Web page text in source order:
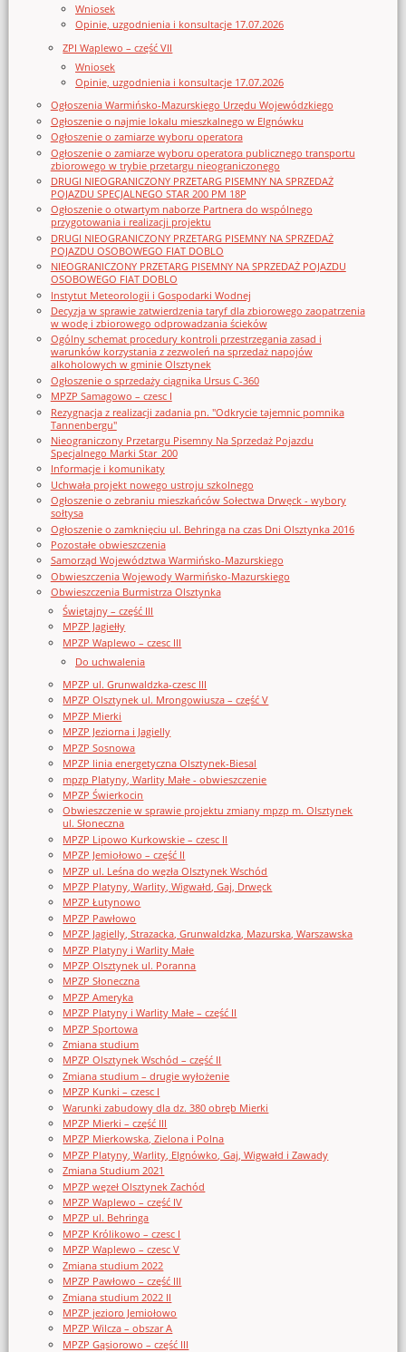
Wniosek
Opinie, uzgodnienia i konsultacje 17.07.2026
ZPI Waplewo – część VII
Wniosek
Opinie, uzgodnienia i konsultacje 17.07.2026
Ogłoszenia Warmińsko-Mazurskiego Urzędu Wojewódzkiego
Ogłoszenie o najmie lokalu mieszkalnego w Elgnówku
Ogłoszenie o zamiarze wyboru operatora
Ogłoszenie o zamiarze wyboru operatora publicznego transportu
zbiorowego w trybie przetargu nieograniczonego
DRUGI NIEOGRANICZONY PRZETARG PISEMNY NA SPRZEDAŻ
POJAZDU SPECJALNEGO STAR 200 PM 18P
Ogłoszenie o otwartym naborze Partnera do wspólnego
przygotowania i realizacji projektu
DRUGI NIEOGRANICZONY PRZETARG PISEMNY NA SPRZEDAŻ
POJAZDU OSOBOWEGO FIAT DOBLO
NIEOGRANICZONY PRZETARG PISEMNY NA SPRZEDAŻ POJAZDU
OSOBOWEGO FIAT DOBLO
Instytut Meteorologii i Gospodarki Wodnej
Decyzja w sprawie zatwierdzenia taryf dla zbiorowego zaopatrzenia
w wodę i zbiorowego odprowadzania ścieków
Ogólny schemat procedury kontroli przestrzegania zasad i
warunków korzystania z zezwoleń na sprzedaż napojów
alkoholowych w gminie Olsztynek
Ogłoszenie o sprzedaży ciągnika Ursus C-360
MPZP Samagowo – czesc I
Rezygnacja z realizacji zadania pn. "Odkrycie tajemnic pomnika
Tannenbergu"
Nieograniczony Przetargu Pisemny Na Sprzedaż Pojazdu
Specjalnego Marki Star_200
Informacje i komunikaty
Uchwała projekt nowego ustroju szkolnego
Ogłoszenie o zebraniu mieszkańców Sołectwa Drwęck - wybory
sołtysa
Ogłoszenie o zamknięciu ul. Behringa na czas Dni Olsztynka 2016
Pozostałe obwieszczenia
Samorząd Województwa Warmińsko-Mazurskiego
Obwieszczenia Wojewody Warmińsko-Mazurskiego
Obwieszczenia Burmistrza Olsztynka
Świętajny – część III
MPZP Jagiełły
MPZP Waplewo – czesc III
Do uchwalenia
MPZP ul. Grunwaldzka-czesc III
MPZP Olsztynek ul. Mrongowiusza – część V
MPZP Mierki
MPZP Jeziorna i Jagielly
MPZP Sosnowa
MPZP linia energetyczna Olsztynek-Biesal
mpzp Platyny, Warlity Małe - obwieszczenie
MPZP Świerkocin
Obwieszczenie w sprawie projektu zmiany mpzp m. Olsztynek
ul. Słoneczna
MPZP Lipowo Kurkowskie – czesc II
MPZP Jemiołowo – część II
MPZP ul. Leśna do węzła Olsztynek Wschód
MPZP Platyny, Warlity, Wigwałd, Gaj, Drwęck
MPZP Łutynowo
MPZP Pawłowo
MPZP Jagielly, Strazacka, Grunwaldzka, Mazurska, Warszawska
MPZP Platyny i Warlity Małe
MPZP Olsztynek ul. Poranna
MPZP Słoneczna
MPZP Ameryka
MPZP Platyny i Warlity Małe – część II
MPZP Sportowa
Zmiana studium
MPZP Olsztynek Wschód – część II
Zmiana studium – drugie wyłożenie
MPZP Kunki – czesc I
Warunki zabudowy dla dz. 380 obręb Mierki
MPZP Mierki – część III
MPZP Mierkowska, Zielona i Polna
MPZP Platyny, Warlity, Elgnówko, Gaj, Wigwałd i Zawady
Zmiana Studium 2021
MPZP węzeł Olsztynek Zachód
MPZP Waplewo – część IV
MPZP ul. Behringa
MPZP Królikowo – czesc I
MPZP Waplewo – czesc V
Zmiana studium 2022
MPZP Pawłowo – część III
Zmiana studium 2022 II
MPZP jezioro Jemiołowo
MPZP Wilcza – obszar A
MPZP Gąsiorowo – część III